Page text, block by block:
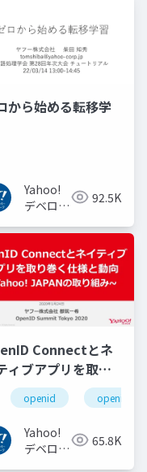
から始める転移学
Yahoo!
デベロッ
トワーク
92.5K
Connectとネ
ィブアプリを取り
仕様と動向 Yahoo!
の取り組み
openid
Yahoo!
デベロッ
65.8K